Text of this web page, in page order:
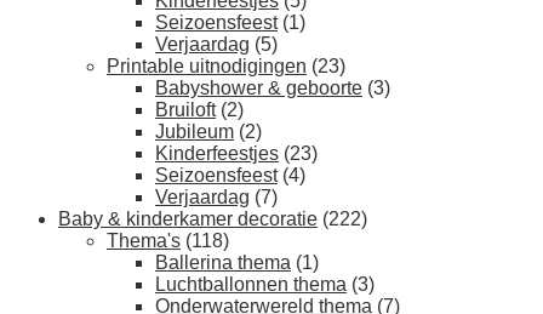
Seizoensfeest (1)
Verjaardag (5)
Printable uitnodigingen (23)
Babyshower & geboorte (3)
Bruiloft (2)
Jubileum (2)
Kinderfeestjes (23)
Seizoensfeest (4)
Verjaardag (7)
Baby & kinderkamer decoratie (222)
Thema's (118)
Ballerina thema (1)
Luchtballonnen thema (3)
Onderwaterwereld thema (7)